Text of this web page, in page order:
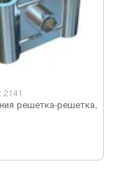
2141
решетка-решетка,